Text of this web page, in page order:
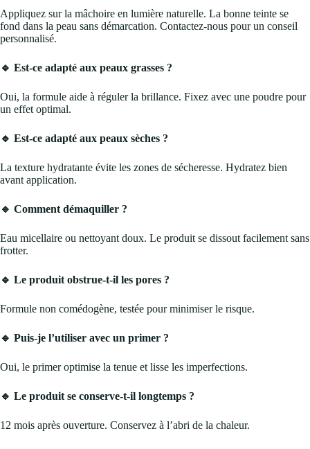
Appliquez sur la mâchoire en lumière naturelle. La bonne teinte se
fond dans la peau sans démarcation. Contactez-nous pour un conseil
personnalisé.
🔹 Est-ce adapté aux peaux grasses ?
Oui, la formule aide à réguler la brillance. Fixez avec une poudre pour
un effet optimal.
🔹 Est-ce adapté aux peaux sèches ?
La texture hydratante évite les zones de sécheresse. Hydratez bien
avant application.
🔹 Comment démaquiller ?
Eau micellaire ou nettoyant doux. Le produit se dissout facilement sans
frotter.
🔹 Le produit obstrue-t-il les pores ?
Formule non comédogène, testée pour minimiser le risque.
🔹 Puis-je l’utiliser avec un primer ?
Oui, le primer optimise la tenue et lisse les imperfections.
🔹 Le produit se conserve-t-il longtemps ?
12 mois après ouverture. Conservez à l’abri de la chaleur.